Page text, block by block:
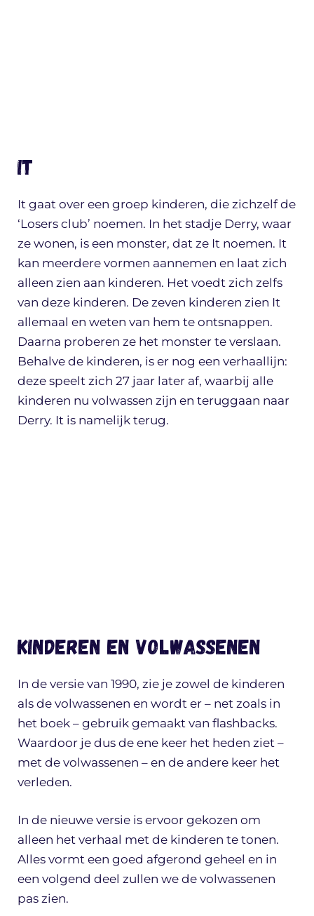
It
It gaat over een groep kinderen, die zichzelf de
‘Losers club’ noemen. In het stadje Derry, waar
ze wonen, is een monster, dat ze It noemen. It
kan meerdere vormen aannemen en laat zich
alleen zien aan kinderen. Het voedt zich zelfs
van deze kinderen. De zeven kinderen zien It
allemaal en weten van hem te ontsnappen.
Daarna proberen ze het monster te verslaan.
Behalve de kinderen, is er nog een verhaallijn:
deze speelt zich 27 jaar later af, waarbij alle
kinderen nu volwassen zijn en teruggaan naar
Derry. It is namelijk terug.
Kinderen en volwassenen
In de versie van 1990, zie je zowel de kinderen
als de volwassenen en wordt er – net zoals in
het boek – gebruik gemaakt van flashbacks.
Waardoor je dus de ene keer het heden ziet –
met de volwassenen – en de andere keer het
verleden.
In de nieuwe versie is ervoor gekozen om
alleen het verhaal met de kinderen te tonen.
Alles vormt een goed afgerond geheel en in
een volgend deel zullen we de volwassenen
pas zien.